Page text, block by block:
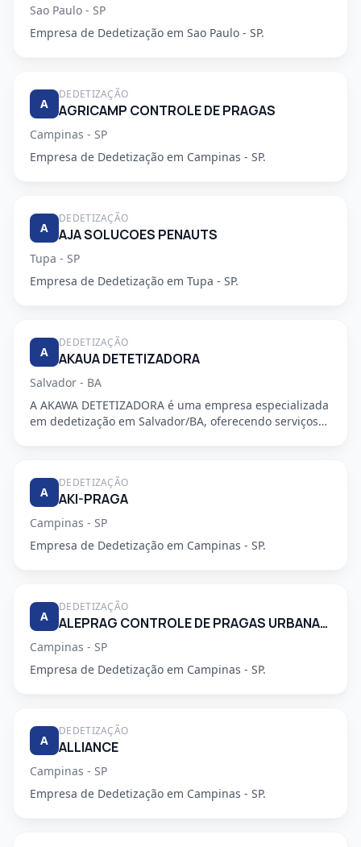
Sao Paulo - SP
Empresa de Dedetização em Sao Paulo - SP.
A
DEDETIZAÇÃO
AGRICAMP CONTROLE DE PRAGAS
Campinas - SP
Empresa de Dedetização em Campinas - SP.
A
DEDETIZAÇÃO
AJA SOLUCOES PENAUTS
Tupa - SP
Empresa de Dedetização em Tupa - SP.
A
DEDETIZAÇÃO
AKAUA DETETIZADORA
Salvador - BA
A AKAWA DETETIZADORA é uma empresa especializada
em dedetização em Salvador/BA, oferecendo serviços
A
DEDETIZAÇÃO
AKI-PRAGA
Campinas - SP
Empresa de Dedetização em Campinas - SP.
A
DEDETIZAÇÃO
ALEPRAG CONTROLE DE PRAGAS URBANAS LTDA
Campinas - SP
Empresa de Dedetização em Campinas - SP.
A
DEDETIZAÇÃO
ALLIANCE
Campinas - SP
Empresa de Dedetização em Campinas - SP.